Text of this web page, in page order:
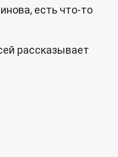
есть что-то
рассказывает